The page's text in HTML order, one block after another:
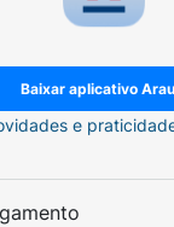
Baixar aplicativo
e